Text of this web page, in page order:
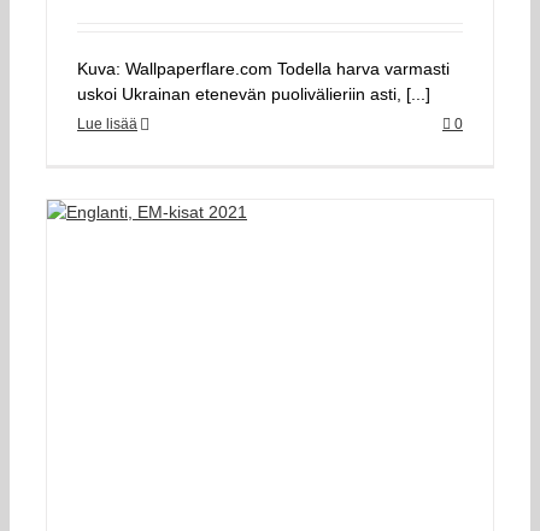
Kuva: Wallpaperflare.com Todella harva varmasti
uskoi Ukrainan etenevän puolivälieriin asti, [...]
Lue lisää 0